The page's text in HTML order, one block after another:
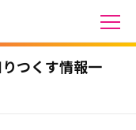
つくす情報一